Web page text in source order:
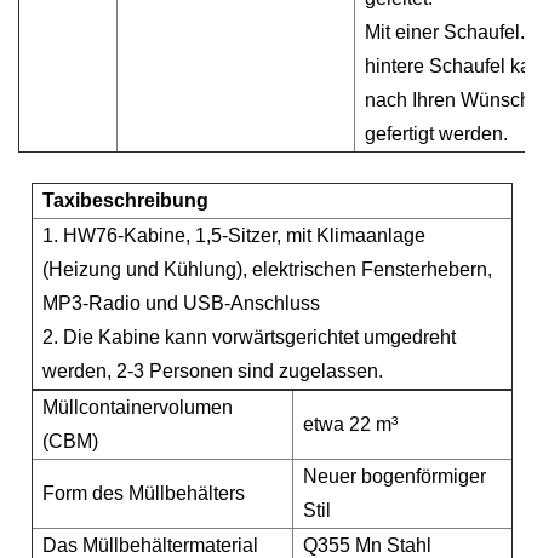
Mit einer Schaufel.
hintere Schaufel
nach Ihren
gefertigt werden.
Taxibeschreibung
1. HW76-Kabine, 1,5-Sitzer, mit Klimaanlage
(Heizung und Kühlung), elektrischen Fensterhebern,
MP3-Radio und USB-Anschluss
2. Die Kabine kann vorwärtsgerichtet umgedreht
werden, 2-3 Personen sind zugelassen.
Müllcontainervolumen
(CBM)
etwa 22 m³
Form des Müllbehälters
Neuer bogenförmiger
Stil
Das Müllbehältermaterial
Q355 Mn Stahl